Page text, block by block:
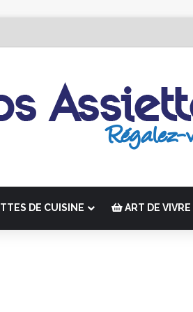
Chefs” du 19 au 24 octobre 2026
DE CUISINE ART DE VIVRE